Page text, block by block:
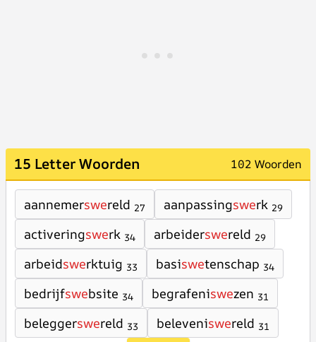
15 Letter Woorden 102 Woorden
aannemerswereld 27 aanpassingswerk 29
activeringswerk 34 arbeiderswereld 29
arbeidswerktuig 33 basiswetenschap 34
bedrijfswebsite 34 begrafeniswezen 31
beleggerswereld 33 beleveniswereld 31